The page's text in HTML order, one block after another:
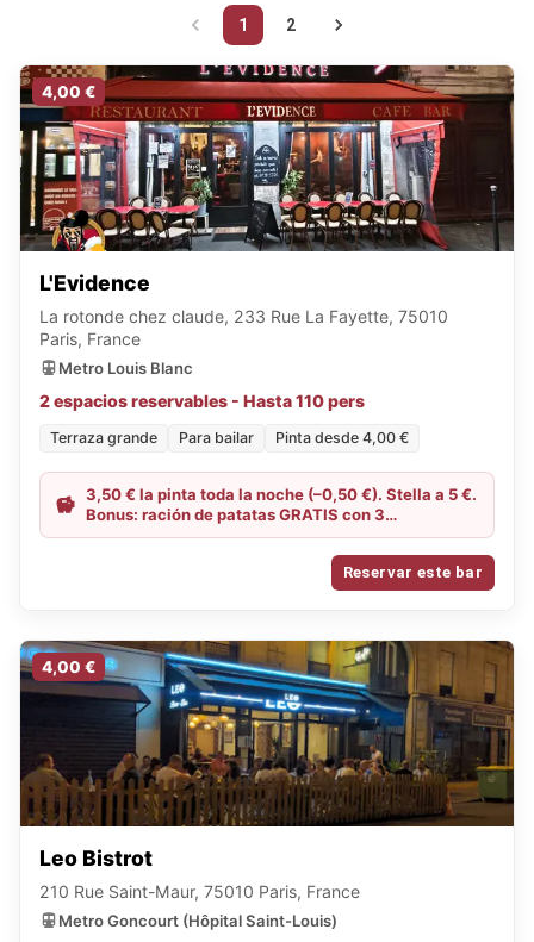
1 2
4,00 €
L'Evidence
La rotonde chez claude, 233 Rue La Fayette, 75010
Paris, France
Metro Louis Blanc
2 espacios reservables - Hasta 110 pers
Terraza grande Para bailar Pinta desde 4,00 €
3,50 € la pinta toda la noche (–0,50 €). Stella a 5 €.
Bonus: ración de patatas GRATIS con 3
consumiciones; con 8 consumiciones en la mesa,
tabla de embutidos GRATIS. Tabla de embutidos 14
€ (–1 €). (Muestra la app al llegar para canjear las
Reservar este bar
4,00 €
Leo Bistrot
210 Rue Saint-Maur, 75010 Paris, France
Metro Goncourt (Hôpital Saint-Louis)